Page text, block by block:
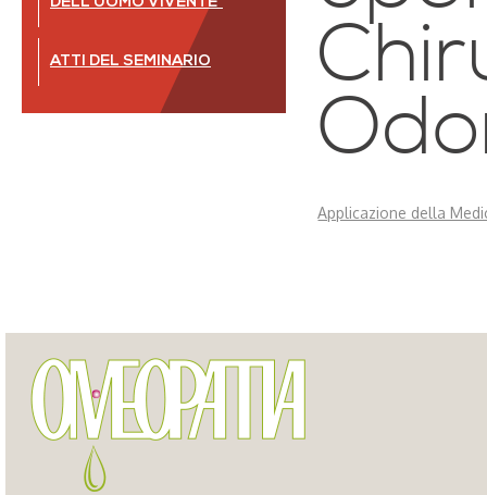
Applicazione della
ATTI DEL SEMINARIO